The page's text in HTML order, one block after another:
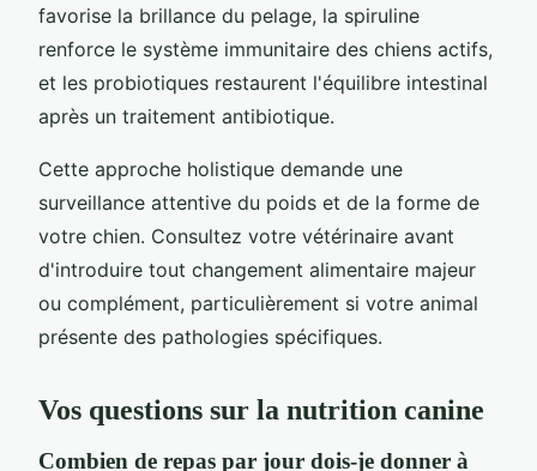
favorise la brillance du pelage, la spiruline
renforce le système immunitaire des chiens actifs,
et les probiotiques restaurent l'équilibre intestinal
après un traitement antibiotique.
Cette approche holistique demande une
surveillance attentive du poids et de la forme de
votre chien. Consultez votre vétérinaire avant
d'introduire tout changement alimentaire majeur
ou complément, particulièrement si votre animal
présente des pathologies spécifiques.
Vos questions sur la nutrition canine
Combien de repas par jour dois-je donner à